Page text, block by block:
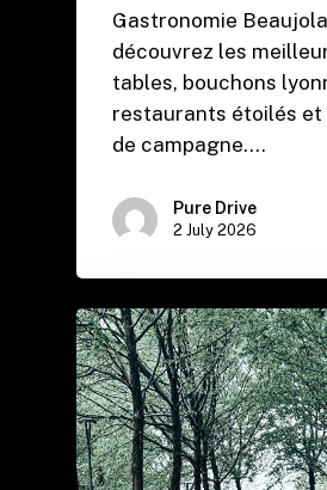
Gastronomie
découvrez les
tables, bouchons
restaurants étoilés et
de campagne.…
Pure Drive
2 July 2026